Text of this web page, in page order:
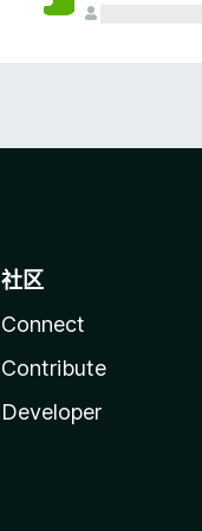
社区
Connect
Contribute
Developer